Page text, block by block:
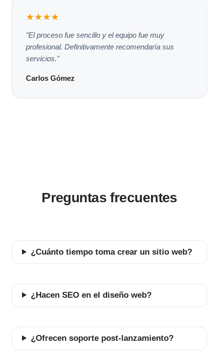
★★★★
"El proceso fue sencillo y el equipo fue muy
profesional. Definitivamente recomendaría sus
servicios."
Carlos Gómez
Preguntas frecuentes
¿Cuánto tiempo toma crear un sitio web?
¿Hacen SEO en el diseño web?
¿Ofrecen soporte post-lanzamiento?